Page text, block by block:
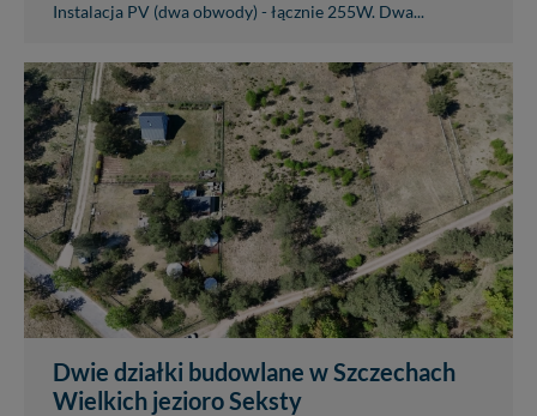
Instalacja PV (dwa obwody) - łącznie 255W. Dwa...
Dwie działki budowlane w Szczechach
Wielkich jezioro Seksty